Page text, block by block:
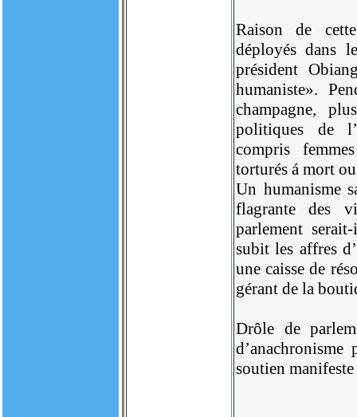
Raison de
déployés dans
président
humaniste».
champagne,
politiques de
compris
torturés á mort
Un humanisme
flagrante des
parlement
subit les affres
une caisse de
gérant de la
Drôle de
soutien